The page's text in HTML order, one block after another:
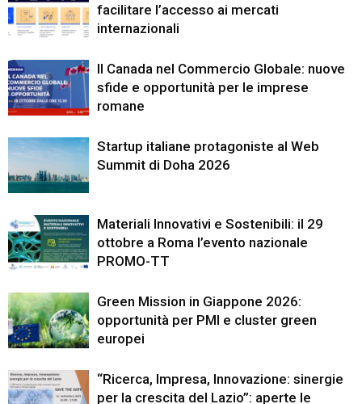
facilitare l’accesso ai mercati
internazionali
Il Canada nel Commercio Globale: nuove
sfide e opportunità per le imprese
romane
Startup italiane protagoniste al Web
Summit di Doha 2026
Materiali Innovativi e Sostenibili: il 29
ottobre a Roma l’evento nazionale
PROMO-TT
Green Mission in Giappone 2026:
opportunità per PMI e cluster green
europei
“Ricerca, Impresa, Innovazione: sinergie
per la crescita del Lazio”: aperte le